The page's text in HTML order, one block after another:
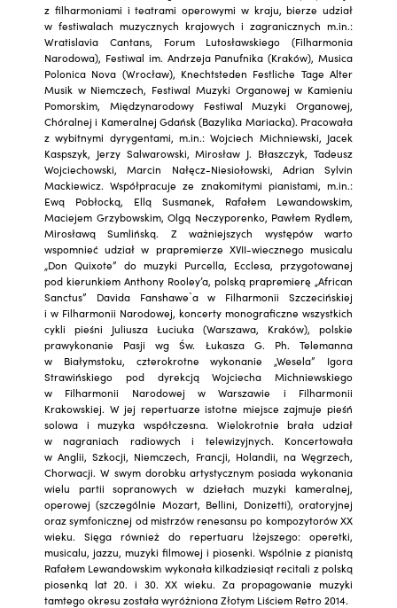
z filharmoniami i teatrami operowymi w kraju, bierze udział
w festiwalach muzycznych krajowych i zagranicznych m.in.:
Wratislavia Cantans, Forum Lutosławskiego (Filharmonia
Narodowa), Festiwal im. Andrzeja Panufnika (Kraków), Musica
Polonica Nova (Wrocław), Knechtsteden Festliche Tage Alter
Musik w Niemczech, Festiwal Muzyki Organowej w Kamieniu
Pomorskim, Międzynarodowy Festiwal Muzyki Organowej,
Chóralnej i Kameralnej Gdańsk (Bazylika Mariacka). Pracowała
z wybitnymi dyrygentami, m.in.: Wojciech Michniewski, Jacek
Kaspszyk, Jerzy Salwarowski, Mirosław J. Błaszczyk, Tadeusz
Wojciechowski, Marcin Nałęcz-Niesiołowski, Adrian Sylvin
Mackiewicz. Współpracuje ze znakomitymi pianistami, m.in.:
Ewą Pobłocką, Ellą Susmanek, Rafałem Lewandowskim,
Maciejem Grzybowskim, Olgą Neczyporenko, Pawłem Rydlem,
Mirosławą Sumlińską. Z ważniejszych występów warto
wspomnieć udział w prapremierze XVII-wiecznego musicalu
„Don Quixote” do muzyki Purcella, Ecclesa, przygotowanej
pod kierunkiem Anthony Rooley’a, polską prapremierę „African
Sanctus” Davida Fanshawe`a w Filharmonii Szczecińskiej
i w Filharmonii Narodowej, koncerty monograficzne wszystkich
cykli pieśni Juliusza Łuciuka (Warszawa, Kraków), polskie
prawykonanie Pasji wg Św. Łukasza G. Ph. Telemanna
w Białymstoku, czterokrotne wykonanie „Wesela” Igora
Strawińskiego pod dyrekcją Wojciecha Michniewskiego
w Filharmonii Narodowej w Warszawie i Filharmonii
Krakowskiej. W jej repertuarze istotne miejsce zajmuje pieśń
solowa i muzyka współczesna. Wielokrotnie brała udział
w nagraniach radiowych i telewizyjnych. Koncertowała
w Anglii, Szkocji, Niemczech, Francji, Holandii, na Węgrzech,
Chorwacji. W swym dorobku artystycznym posiada wykonania
wielu partii sopranowych w dziełach muzyki kameralnej,
operowej (szczególnie Mozart, Bellini, Donizetti), oratoryjnej
oraz symfonicznej od mistrzów renesansu po kompozytorów XX
wieku. Sięga również do repertuaru lżejszego: operetki,
musicalu, jazzu, muzyki filmowej i piosenki. Wspólnie z pianistą
Rafałem Lewandowskim wykonała kilkadziesiąt recitali z polską
piosenką lat 20. i 30. XX wieku. Za propagowanie muzyki
tamtego okresu została wyróżniona Złotym Liściem Retro 2014.